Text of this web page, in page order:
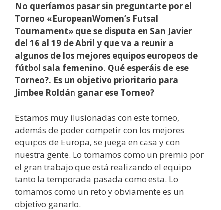
No queríamos pasar sin preguntarte por el
Torneo «EuropeanWomen’s Futsal
Tournament» que se disputa en San Javier
del 16 al 19 de Abril y que va a reunir a
algunos de los mejores equipos europeos de
fútbol sala femenino. Qué esperáis de ese
Torneo?. Es un objetivo prioritario para
Jimbee Roldán ganar ese Torneo?
Estamos muy ilusionadas con este torneo,
además de poder competir con los mejores
equipos de Europa, se juega en casa y con
nuestra gente. Lo tomamos como un premio por
el gran trabajo que está realizando el equipo
tanto la temporada pasada como esta. Lo
tomamos como un reto y obviamente es un
objetivo ganarlo.